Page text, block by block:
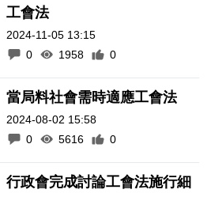
工會法
2024-11-05 13:15
0
1958 0
當局料社會需時適應工會法
2024-08-02 15:58
0
5616 0
行政會完成討論工會法施行細